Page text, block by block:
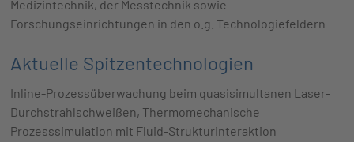
Medizintechnik, der Messtechnik sowie
Forschungseinrichtungen in den o.g. Technologiefeldern
Aktuelle Spitzentechnologien
Inline-Prozessüberwachung beim quasisimultanen Laser-
Durchstrahlschweißen, Thermomechanische
Prozesssimulation mit Fluid-Strukturinteraktion